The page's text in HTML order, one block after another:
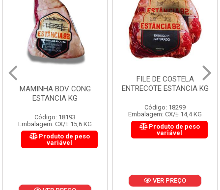
MAMINHA BOV CONG
ESTANCIA KG
Código: 18193
Embalagem: CX/± 15,6 KG
Produto de peso
variável
FILE DE COSTELA
ENTRECOTE ESTANCIA KG
Código: 18299
Embalagem: CX/± 14,4 KG
Produto de peso
variável
VER PREÇO